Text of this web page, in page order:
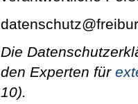
Die
den Experten für
10).